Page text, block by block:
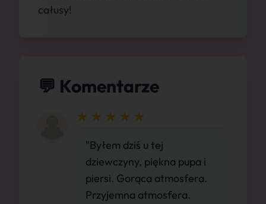
całusy!
💬 Komentarze
"Byłem dziś u tej
dziewczyny, piękna pupa i
piersi. Gorąca atmosfera.
Przyjemna atmosfera.